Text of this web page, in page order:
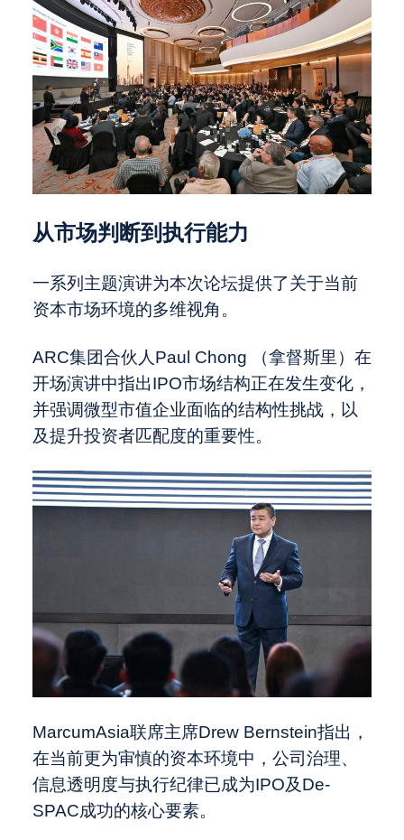
从市场判断到执行能力
一系列主题演讲为本次论坛提供了关于当前
资本市场环境的多维视角。
ARC集团合伙人Paul Chong （拿督斯里）在
开场演讲中指出IPO市场结构正在发生变化，
并强调微型市值企业面临的结构性挑战，以
及提升投资者匹配度的重要性。
MarcumAsia联席主席Drew Bernstein指出，
在当前更为审慎的资本环境中，公司治理、
信息透明度与执行纪律已成为IPO及De-
SPAC成功的核心要素。